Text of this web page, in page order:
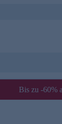
Bis zu -60%